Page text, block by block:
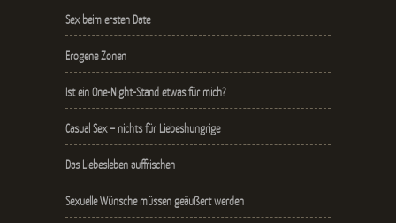
Sex beim ersten Date
Erogene Zonen
Ist ein One-Night-Stand etwas für mich?
Casual Sex – nichts für Liebeshungrige
Das Liebesleben auffrischen
Sexuelle Wünsche müssen geäußert werden